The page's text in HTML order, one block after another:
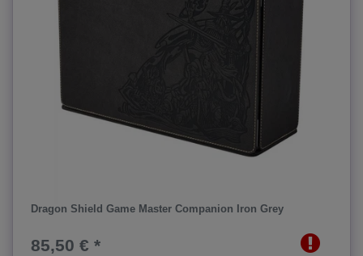
Dragon Shield Game Master Companion Iron Grey
85,50 € *